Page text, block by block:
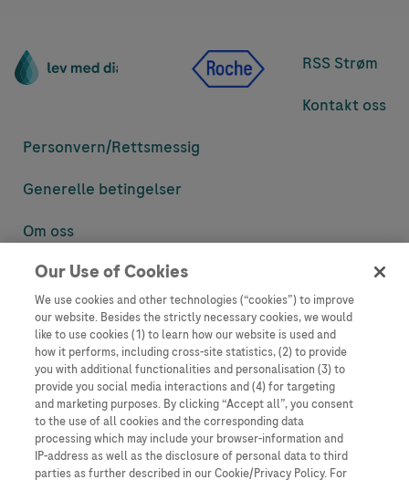
RSS Strøm
Kontakt oss
Personvern/Rettsmessig
Generelle betingelser
Om oss
Denne nettsiden inneholder informasjon som er målsatt til en stor
informasjon som ellers ikke er tilgjengelig eller gyldig i ditt land.
Vennligst vær oppmerksom på at vi ikke tar noe ansvar for tilgang til
informasjon som muligens ikke er i samsvar med noen gyldig juridisk
prosess, regulering, registrering eller bruk i bostedslandet ditt.
Roche har ikke alltid mulighet til å kvalitetssikre andres innlegg, men
vil fjerne villedende eller upassende innlegg så langt det lar seg gjøre.
Vi har ikke ansvar for innhold på eksterne nettsider som det lenkes til.
Kopiering av materiale fra dette nettstedet for bruk annet sted er ikke
tillatt uten avtale. Nettstedet selger plass til annonsører, og slikt
Our Use of Cookies
We use cookies and other technologies (“cookies”) to improve
our website. Besides the strictly necessary cookies, we would
like to use cookies (1) to learn how our website is used and
how it performs, including cross-site statistics, (2) to provide
you with additional functionalities and personalisation (3) to
provide you social media interactions and (4) for targeting
and marketing purposes. By clicking “Accept all”, you consent
to the use of all cookies and the corresponding data
processing which may include your browser-information and
IP-address as well as the disclosure of personal data to third
parties as further described in our Cookie/Privacy Policy. For